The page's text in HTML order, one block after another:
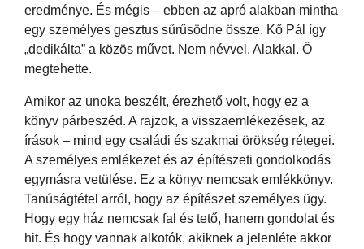
eredménye. És mégis – ebben az apró alakban mintha
egy személyes gesztus sűrűsödne össze. Kő Pál így
„dedikálta” a közös művet. Nem névvel. Alakkal. Ő
megtehette.
Amikor az unoka beszélt, érezhető volt, hogy ez a
könyv párbeszéd. A rajzok, a visszaemlékezések, az
írások – mind egy családi és szakmai örökség rétegei.
A személyes emlékezet és az építészeti gondolkodás
egymásra vetülése. Ez a könyv nemcsak emlékkönyv.
Tanúságtétel arról, hogy az építészet személyes ügy.
Hogy egy ház nemcsak fal és tető, hanem gondolat és
hit. És hogy vannak alkotók, akiknek a jelenléte akkor